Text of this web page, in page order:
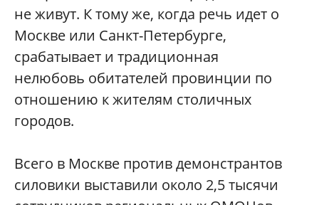
не живут. К тому же, когда речь идет о
Москве или Санкт-Петербурге,
срабатывает и традиционная
нелюбовь обитателей провинции по
отношению к жителям столичных
городов.
Всего в Москве против демонстрантов
силовики выставили около 2,5 тысячи